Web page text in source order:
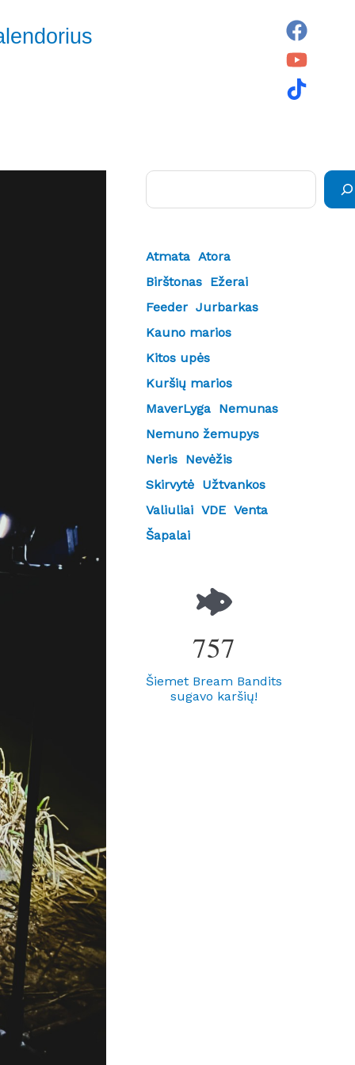
Atmata Atora
Birštonas Ežerai
Feeder Jurbarkas
Kauno marios
Kitos upės
Kuršių marios
MaverLyga Nemunas
Nemuno žemupys
Neris Nevėžis
Skirvytė Užtvankos
Valiuliai VDE Venta
Šapalai
757
Šiemet Bream Bandits
sugavo karšių!